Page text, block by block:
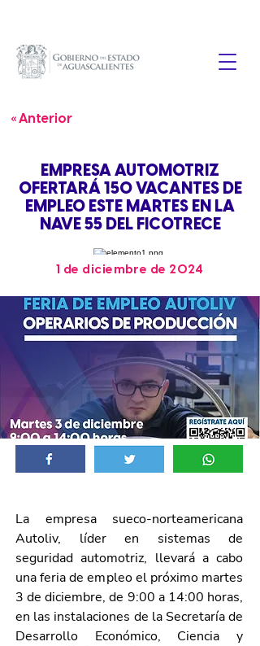
« Anterior
EMPRESA AUTOMOTRIZ
OFERTARÁ 150 VACANTES DE
EMPLEO ESTE MARTES EN LA
NAVE 55 DEL FICOTRECE
1 de diciembre de 2024
La empresa sueco-norteamericana
Autoliv, líder en sistemas de
seguridad automotriz, llevará a cabo
una feria de empleo el próximo martes
3 de diciembre, de 9:00 a 14:00 horas,
en las instalaciones de la Secretaría de
Desarrollo Económico, Ciencia y